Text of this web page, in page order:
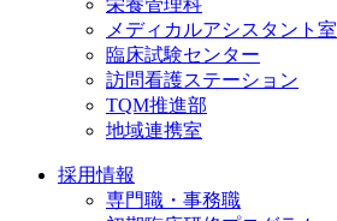
メディカルアシスタント室
臨床試験センター
訪問看護ステーション
TQM推進部
地域連携室
採用情報
専門職・事務職